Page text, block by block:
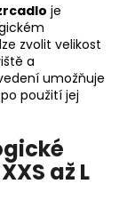
je
zvolit velikost
a
umožňuje
použití jej
až L